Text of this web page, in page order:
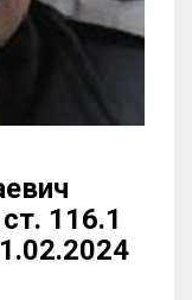
116.1